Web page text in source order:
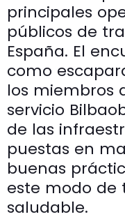
principales
públicos de
España. El
como
los miembros
servicio
de las
puestas en
buenas
este modo de
saludable.